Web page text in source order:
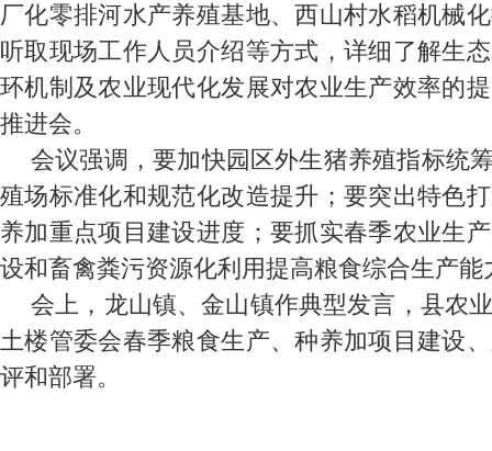
厂化零排河水产养殖基地、西山村水稻机械
听取现场工作人员介绍等方式，详细了解生
环机制及农业现代化发展对农业生产效率的
推进会。
会议强调，要加快园区外生猪养殖指标统
殖场标准化和规范化改造提升；要突出特色
养加重点项目建设进度；要抓实春季农业生
设和畜禽粪污资源化利用提高粮食综合生产能
会上，龙山镇、金山镇作典型发言，县农
土楼管委会春季粮食生产、种养加项目建设
评和部署。